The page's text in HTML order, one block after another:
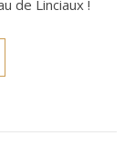
de Linciaux !